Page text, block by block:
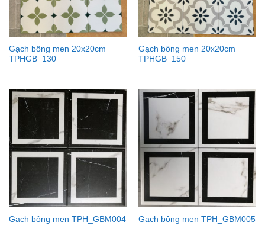
Gạch bông men 20x20cm
TPHGB_130
Gạch bông men 20x20cm
TPHGB_150
Gạch bông men TPH_GBM004 Gạch bông men TPH_GBM005